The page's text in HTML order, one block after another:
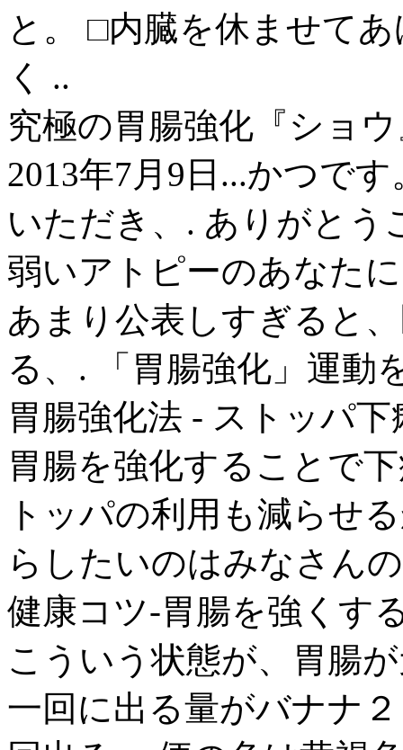
と。 □内臓を休ませて
く ..
究極の胃腸強化『ショ
2013年7月9日...かつで
いただき、. ありがとう
弱いアトピーのあなた
あまり公表しすぎると
る、. 「胃腸強化」運動
胃腸強化法 - ストッパ
胃腸を強化することで
トッパの利用も減らせ
らしたいのはみなさん
健康コツ-胃腸を強くす
こういう状態が、胃腸
一回に出る量がバナナ